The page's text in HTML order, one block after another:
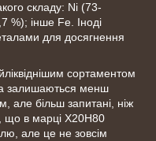
складу: Ni (73-
%); інше Fe. Іноді
для досягнення
сортаментом
залишаються менш
але більш запитані, ніж
що в марці Х20Н80
але це не зовсім